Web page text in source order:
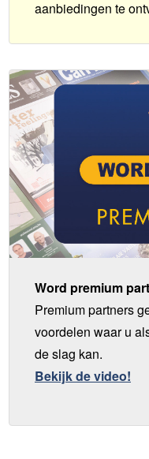
aanbiedingen te
Word premium
Premium partners
voordelen waar u
de slag kan.
Bekijk de video!